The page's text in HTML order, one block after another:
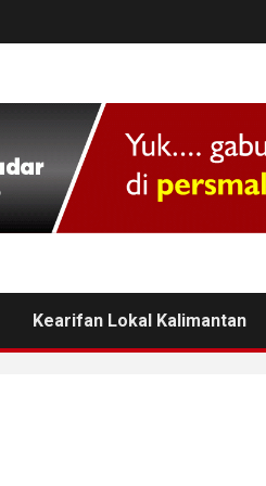
Kearifan Lokal Kalimantan